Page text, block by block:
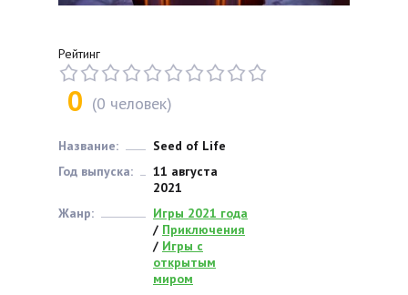
Рейтинг
0 (0 человек)
Название:
Seed of Life
Год выпуска:
11 августа
2021
Жанр:
Игры 2021 года
/ Приключения
/ Игры с
открытым
миром